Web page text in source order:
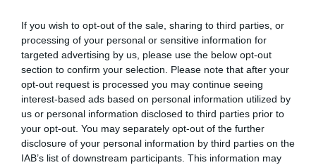
If you wish to opt-out of the sale, sharing to third parties, or
processing of your personal or sensitive information for
targeted advertising by us, please use the below opt-out
section to confirm your selection. Please note that after your
opt-out request is processed you may continue seeing
interest-based ads based on personal information utilized by
us or personal information disclosed to third parties prior to
your opt-out. You may separately opt-out of the further
disclosure of your personal information by third parties on the
IAB’s list of downstream participants. This information may
06.08.2026 | 09:02